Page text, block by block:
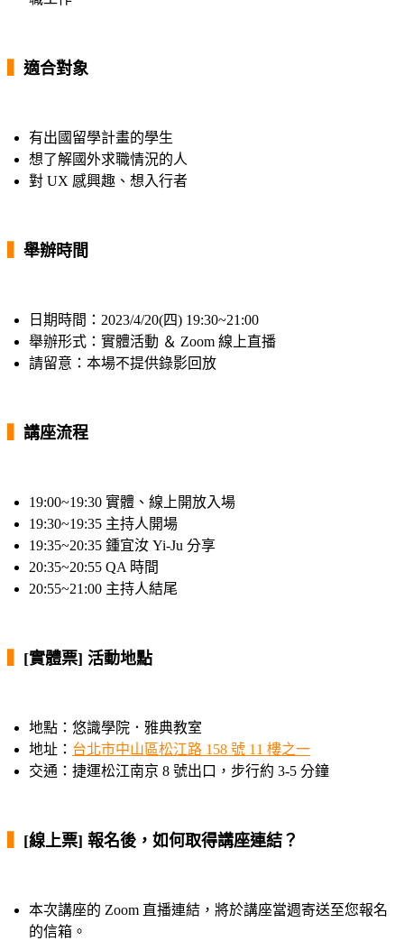
適合對象
有出國留學計畫的學生
想了解國外求職情況的人
對 UX 感興趣、想入行者
舉辦時間
日期時間：2023/4/20(四) 19:30~21:00
舉辦形式：實體活動 ＆ Zoom 線上直播
請留意：本場不提供錄影回放
講座流程
19:00~19:30 實體、線上開放入場
19:30~19:35 主持人開場
19:35~20:35 鍾宜汝 Yi-Ju 分享
20:35~20:55 QA 時間
20:55~21:00 主持人結尾
[實體票] 活動地點
地點：悠識學院．雅典教室
地址： 台北市中山區松江路 158 號 11 樓之一
交通：捷運松江南京 8 號出口，步行約 3-5 分鐘
[線上票] 報名後，如何取得講座連結？
本次講座的 Zoom 直播連結，將於講座當週寄送至您報名
的信箱。